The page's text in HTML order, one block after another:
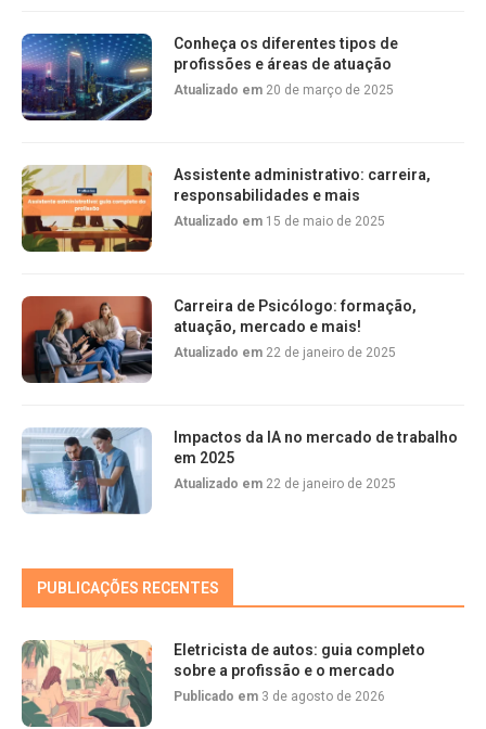
Conheça os diferentes tipos de
profissões e áreas de atuação
Atualizado em 20 de março de 2025
Assistente administrativo: carreira,
responsabilidades e mais
Atualizado em 15 de maio de 2025
Carreira de Psicólogo: formação,
atuação, mercado e mais!
Atualizado em 22 de janeiro de 2025
Impactos da IA no mercado de trabalho
em 2025
Atualizado em 22 de janeiro de 2025
PUBLICAÇÕES RECENTES
Eletricista de autos: guia completo
sobre a profissão e o mercado
Publicado em 3 de agosto de 2026